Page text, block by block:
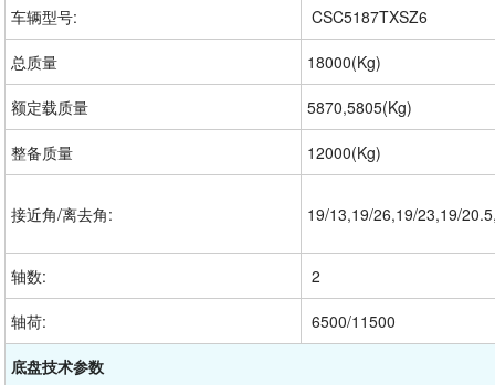
车辆型号: CSC5187TXSZ6
总质量 18000(Kg)
额定载质量 5870,5805(Kg)
整备质量 12000(Kg)
接近角/离去角: 19/13,19/26,19/23,19/
轴数: 2
轴荷: 6500/11500
底盘技术参数